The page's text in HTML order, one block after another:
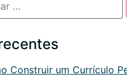
Construir um Currículo